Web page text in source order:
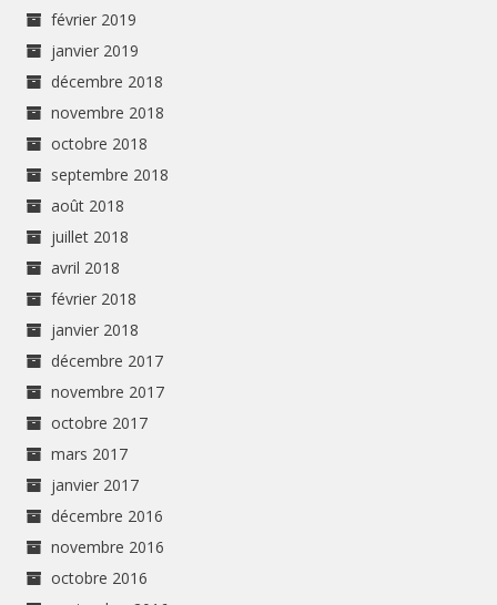
février 2019
janvier 2019
décembre 2018
novembre 2018
octobre 2018
septembre 2018
août 2018
juillet 2018
avril 2018
février 2018
janvier 2018
décembre 2017
novembre 2017
octobre 2017
mars 2017
janvier 2017
décembre 2016
novembre 2016
octobre 2016